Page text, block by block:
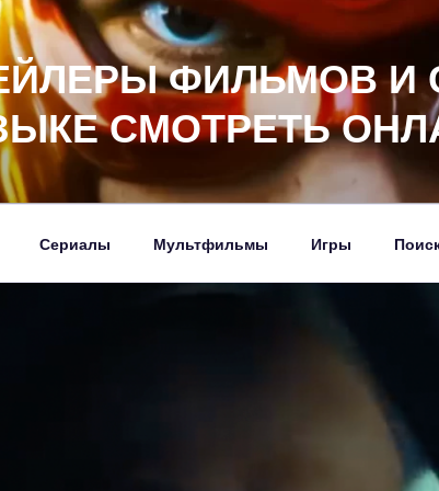
ФИЛЬМОВ И
СМОТРЕТЬ
Сериалы Мультфильмы Игры